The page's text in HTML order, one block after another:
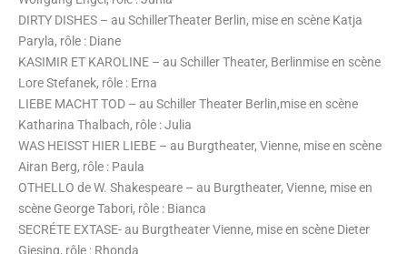
DIRTY DISHES – au SchillerTheater Berlin, mise en scène Katja
Paryla, rôle : Diane
KASIMIR ET KAROLINE – au Schiller Theater, Berlinmise en scène
Lore Stefanek, rôle : Erna
LIEBE MACHT TOD – au Schiller Theater Berlin,mise en scène
Katharina Thalbach, rôle : Julia
WAS HEISST HIER LIEBE – au Burgtheater, Vienne, mise en scène
Airan Berg, rôle : Paula
OTHELLO de W. Shakespeare – au Burgtheater, Vienne, mise en
scène George Tabori, rôle : Bianca
SECRÉTE EXTASE- au Burgtheater Vienne, mise en scène Dieter
Giesing, rôle : Rhonda